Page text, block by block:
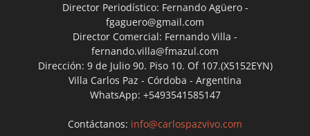
Director Periodístico: Fernando Agüero -
fgaguero@gmail.com
Director Comercial: Fernando Villa -
fernando.villa@fmazul.com
Dirección: 9 de Julio 90. Piso 10. Of 107.(X5152EYN)
Villa Carlos Paz - Córdoba - Argentina
WhatsApp: +5493541585147
Contáctanos: info@carlospazvivo.com